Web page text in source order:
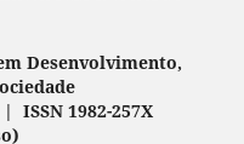
Desenvolvimento,
ISSN 1982-257X
)